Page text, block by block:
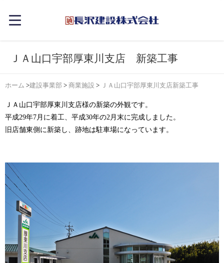
ＪＡ山口宇部厚東川支店 新築工事
ホーム >建設事業部 > 商業施設 > ＪＡ山口宇部厚東川支店新築工事
ＪＡ山口宇部厚東川支店様の新築の外観です。
平成29年7月に着工、平成30年の2月末に完成しました。
旧店舗東側に新築し、跡地は駐車場になっています。